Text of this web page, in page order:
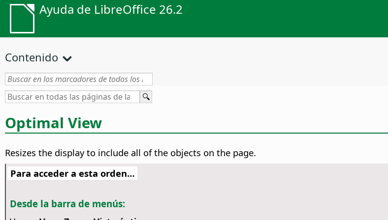
Ayuda de LibreOffice 26.2
Contenido
Optimal View
Resizes the display to include all of the objects on the page.
Para acceder a esta orden…
Desde la barra de menús: